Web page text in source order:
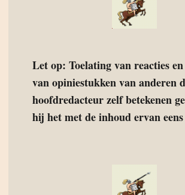
Let op: Toelating van reacties
van opiniestukken van anderen
hoofdredacteur zelf betekenen
hij het met de inhoud ervan